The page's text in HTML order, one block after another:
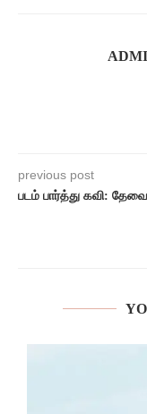
previous post
படம் பார்த்து கவி: